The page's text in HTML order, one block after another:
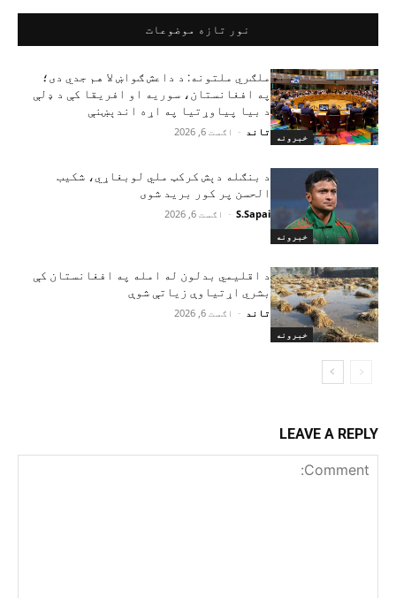
نور تازه موضوعات
خبرونه
ملګري ملتونه: د داعش ګواښ لا هم جدي دی؛
په افغانستان، سوریه او افریقا کې د ډلې
د بیا پیاوړتیا په اړه اندېښنې
تاند - اګست 6, 2026
خبرونه
د بنګله دېش کرکټ ملي لوبغاړي، شکیب
الحسن پر کور برید شوی
S.Sapai
- اګست 6, 2026
خبرونه
د اقلیمي بدلون له امله په افغانستان کې
بشري اړتیاوې زیاتې شوې
تاند - اګست 6, 2026
LEAVE A REPLY